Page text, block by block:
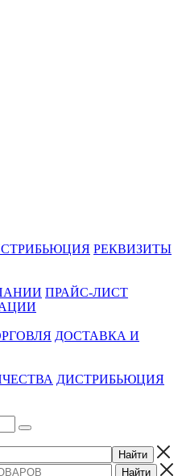
РЕКВИЗИТЫ
ПРАЙС-ЛИСТ
ДОСТАВКА И
ДИСТРИБЬЮЦИЯ